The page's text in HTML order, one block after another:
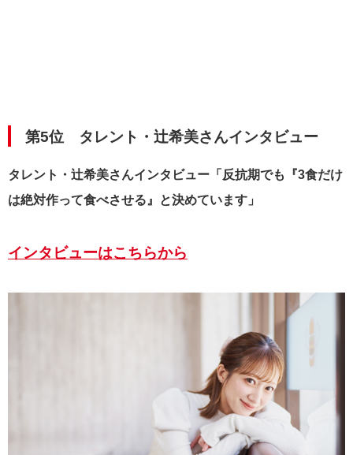
第5位 タレント・辻希美さんインタビュー
タレント・辻希美さんインタビュー「反抗期でも『3食だけ
は絶対作って食べさせる』と決めています」
インタビューはこちらから